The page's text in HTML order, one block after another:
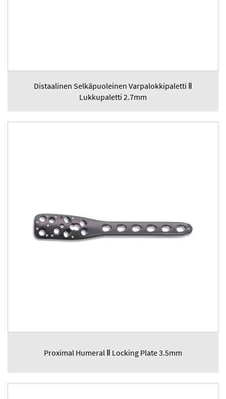
Distaalinen Selkäpuoleinen Varpalokkipaletti Ⅱ
Lukkupaletti 2.7mm
Proximal Humeral Ⅱ Locking Plate 3.5mm